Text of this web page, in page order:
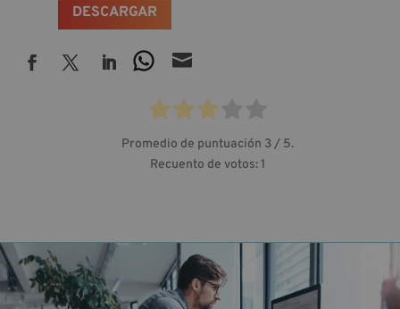
DESCARGAR

Promedio de puntuación 3/ 5.
Recuento de votos:1